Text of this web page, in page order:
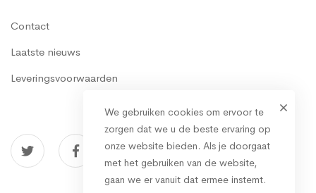
Contact
Laatste nieuws
Leveringsvoorwaarden
We gebruiken cookies om ervoor te
zorgen dat we u de beste ervaring op
onze website bieden. Als je doorgaat
met het gebruiken van de website,
gaan we er vanuit dat ermee instemt.